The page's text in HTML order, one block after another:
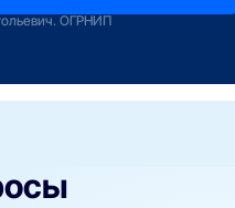
ОГРНИП